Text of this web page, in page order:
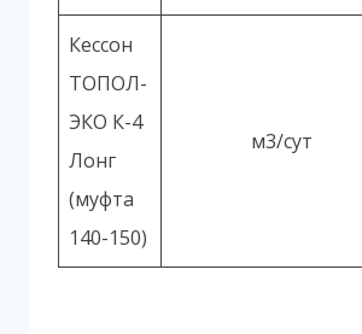
Кессон
ТОПОЛ-
ЭКО К-4
Лонг
(муфта
140-150)
м3/сут